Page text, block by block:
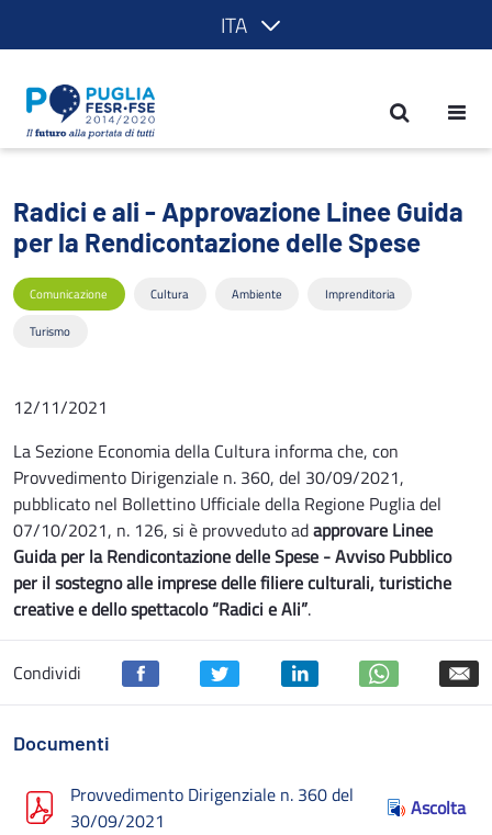
ITA
Radici e ali - Approvazione Linee
Radici e ali - Approvazione Linee Guida
per la Rendicontazione delle Spese
Comunicazione Cultura Ambiente Imprenditoria
Turismo
12/11/2021
La Sezione Economia della Cultura informa che, con
Provvedimento Dirigenziale n. 360, del 30/09/2021,
pubblicato nel Bollettino Ufficiale della Regione Puglia del
07/10/2021, n. 126, si è provveduto adapprovare Linee
Guida per la Rendicontazione delle Spese - Avviso Pubblico
per il sostegno alle imprese delle filiere culturali, turistiche
creative e dello spettacolo “Radici e Ali”.
Condividi
Documenti
Provvedimento Dirigenziale n. 360 del
30/09/2021
Ascolta